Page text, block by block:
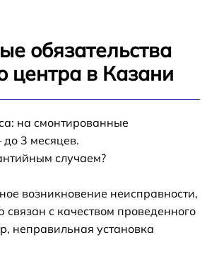
обязательства
центра в Казани
на смонтированные
3 месяцев.
случаем?
возникновение неисправности,
с качеством проведенного
неправильная установка